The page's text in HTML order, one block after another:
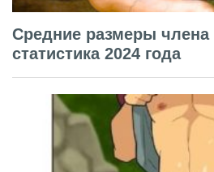
Средние размеры члена
статистика 2024 года